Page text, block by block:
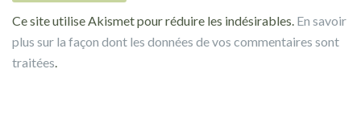
Ce site utilise Akismet pour réduire les indésirables. En savoir
plus sur la façon dont les données de vos commentaires sont
traitées